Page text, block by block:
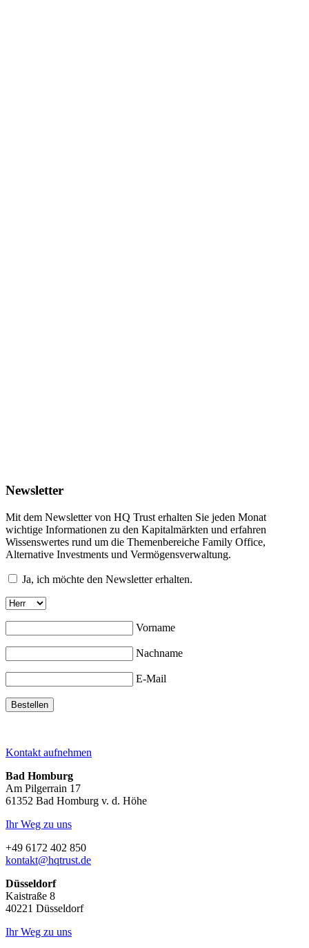
Newsletter
Mit dem Newsletter von HQ Trust erhalten Sie jeden Monat
wichtige Informationen zu den Kapitalmärkten und erfahren
Wissenswertes rund um die Themenbereiche Family Office,
Alternative Investments und Vermögensverwaltung.
Ja, ich möchte den Newsletter erhalten.
Vorname
Nachname
E-Mail
Kontakt aufnehmen
Bad Homburg
Am Pilgerrain 17
61352 Bad Homburg v. d. Höhe
Ihr Weg zu uns
+49 6172 402 850
kontakt@hqtrust.de
Düsseldorf
Kaistraße 8
40221 Düsseldorf
Ihr Weg zu uns